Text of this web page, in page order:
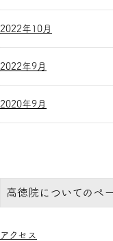
2022年10月
2022年9月
2020年9月
高徳院についてのペ
アクセス